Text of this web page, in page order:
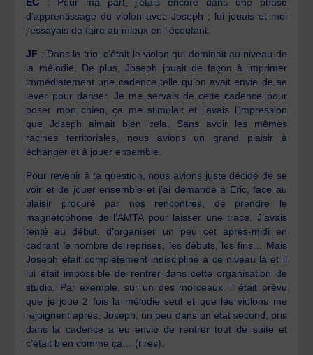
d’apprentissage du violon avec Joseph ; lui jouais et moi
j’essayais de faire au mieux en l’écoutant.
JF : Dans le trio, c’était le violon qui dominait au niveau de
la mélodie. De plus, Joseph jouait de façon à imprimer
immédiatement une cadence telle qu’on avait envie de se
lever pour danser. Je me servais de cette cadence pour
poser mon chien, ça me stimulait et j’avais l’impression
que Joseph aimait bien cela. Sans avoir les mêmes
racines territoriales, nous avions un grand plaisir à
échanger et à jouer ensemble.
Pour revenir à ta question, nous avions juste décidé de se
voir et de jouer ensemble et j’ai demandé à Eric, face au
plaisir procuré par nos rencontres, de prendre le
magnétophone de l’AMTA pour laisser une trace. J’avais
tenté au début, d’organiser un peu cet après-midi en
cadrant le nombre de reprises, les débuts, les fins… Mais
Joseph était complètement indiscipliné à ce niveau là et il
lui était impossible de rentrer dans cette organisation de
studio. Par exemple, sur un des morceaux, il était prévu
que je joue 2 fois la mélodie seul et que les violons me
rejoignent après. Joseph, un peu dans un état second, pris
dans la cadence a eu envie de rentrer tout de suite et
c’était bien comme ça… (rires).